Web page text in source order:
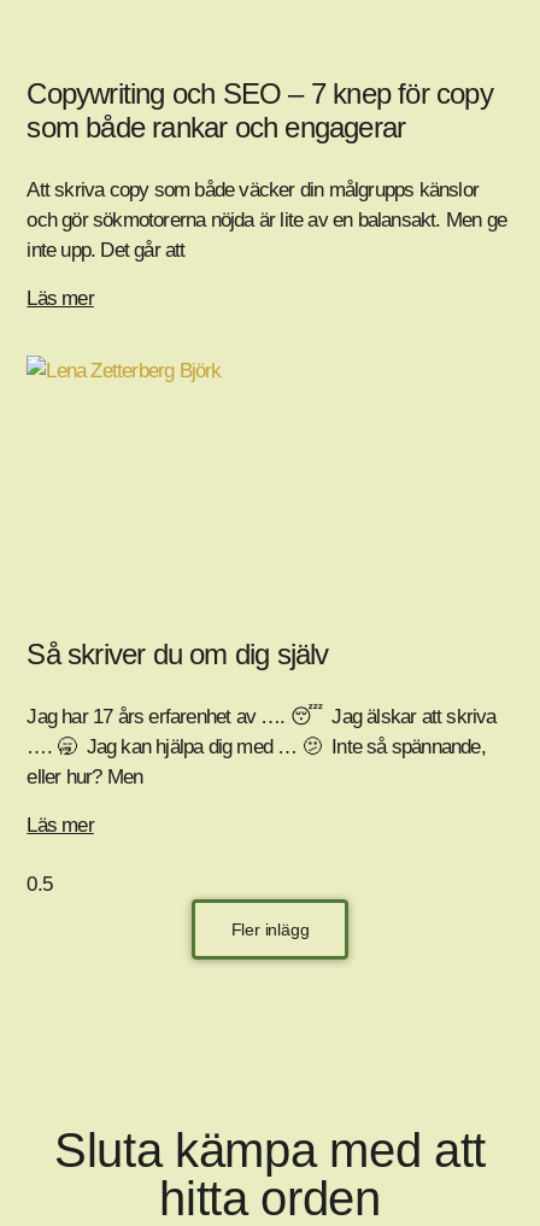
Copywriting och SEO – 7 knep för copy
som både rankar och engagerar
Att skriva copy som både väcker din målgrupps känslor
och gör sökmotorerna nöjda är lite av en balansakt. Men ge
inte upp. Det går att
Läs mer
Så skriver du om dig själv
Jag har 17 års erfarenhet av …. 😴 Jag älskar att skriva
…. 🥱 Jag kan hjälpa dig med … 🫤 Inte så spännande,
eller hur? Men
Läs mer
Fler inlägg
Sluta kämpa med att
hitta orden